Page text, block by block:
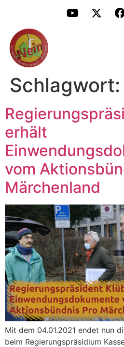
Schlagwort:
erhält
vom
Märchenland
Mit dem 04.01.2021 endet nun
beim Regierungspräsidium